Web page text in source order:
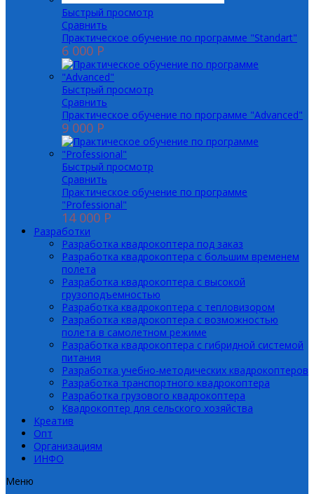
Быстрый просмотр
Сравнить
Практическое обучение по программе "Standart"
6 000 P
Быстрый просмотр
Сравнить
Практическое обучение по программе "Advanced"
9 000 P
Быстрый просмотр
Сравнить
Практическое обучение по программе
"Professional"
14 000 P
Разработки
Разработка квадрокоптера под заказ
Разработка квадрокоптера с большим временем
полета
Разработка квадрокоптера с высокой
грузоподъемностью
Разработка квадрокоптера с тепловизором
Разработка квадрокоптера с возможностью
полета в самолетном режиме
Разработка квадрокоптера с гибридной системой
питания
Разработка учебно-методических квадрокоптеров
Разработка транспортного квадрокоптера
Разработка грузового квадрокоптера
Квадрокоптер для сельского хозяйства
Креатив
Опт
Организациям
ИНФО
Меню